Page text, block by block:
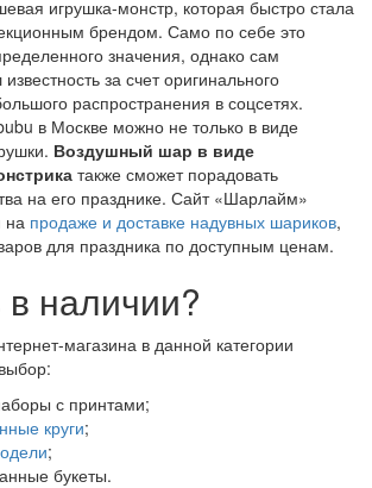
игрушка-монстр, которая быстро стала
брендом. Само по себе это
значения, однако сам
за счет оригинального
распространения в соцсетях.
в Москве можно не только в виде
Воздушный шар в виде
также сможет порадовать
на его празднике. Сайт «Шарлайм»
на продаже и доставке надувных шариков,
для праздника по доступным ценам.
в наличии?
магазина в данной категории
с принтами;
круги;
;
букеты.